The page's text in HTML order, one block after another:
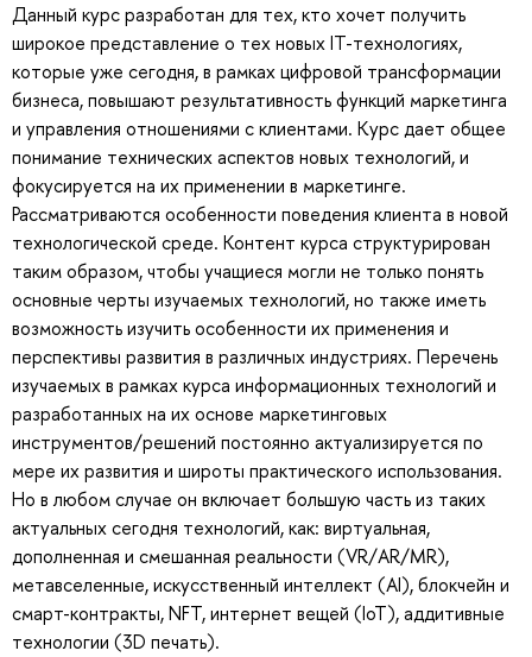
Данный курс разработан для тех, кто хочет получить
широкое представление о тех новых IT-технологиях,
которые уже сегодня, в рамках цифровой трансформации
бизнеса, повышают результативность функций маркетинга
и управления отношениями с клиентами. Курс дает общее
понимание технических аспектов новых технологий, и
фокусируется на их применении в маркетинге.
Рассматриваются особенности поведения клиента в новой
технологической среде. Контент курса структурирован
таким образом, чтобы учащиеся могли не только понять
основные черты изучаемых технологий, но также иметь
возможность изучить особенности их применения и
перспективы развития в различных индустриях. Перечень
изучаемых в рамках курса информационных технологий и
разработанных на их основе маркетинговых
инструментов/решений постоянно актуализируется по
мере их развития и широты практического использования.
Но в любом случае он включает большую часть из таких
актуальных сегодня технологий, как: виртуальная,
дополненная и смешанная реальности (VR/AR/MR),
метавселенные, искусственный интеллект (AI), блокчейн и
смарт-контракты, NFT, интернет вещей (IoT), аддитивные
технологии (3D печать).